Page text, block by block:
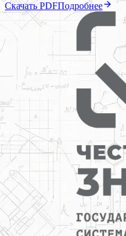
Скачать PDFПодробнее